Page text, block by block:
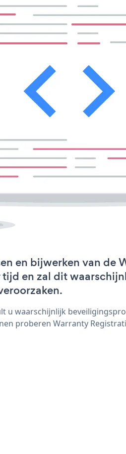
en bijwerken van de
tijd en zal dit
u waarschijnlijk
proberen Warranty